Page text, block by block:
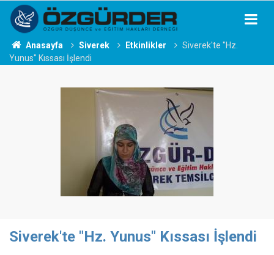
Anasayfa Siverek Etkinlikler
Siverek'te "Hz.
Yunus" Kıssası İşlendi
Siverek'te "Hz. Yunus" Kıssası İşlendi